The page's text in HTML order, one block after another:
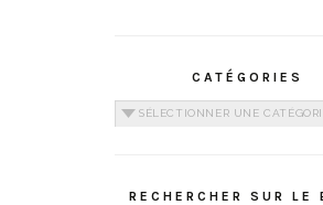
CATÉGORIES
Catégories
RECHERCHER SUR LE